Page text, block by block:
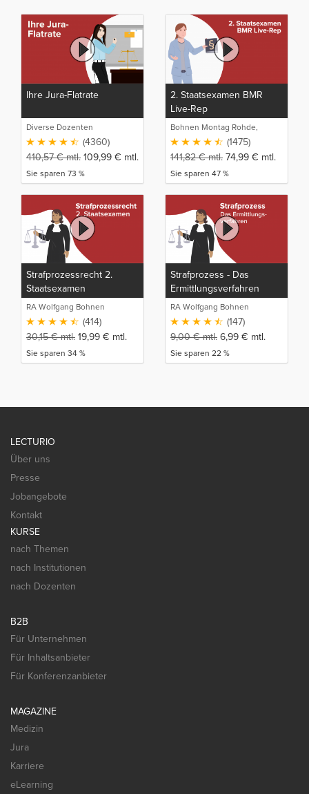
Ihre Jura-Flatrate
Diverse Dozenten
(4360)
410,57€mtl. 109,99 € mtl.
Sie sparen 73 %
2. Staatsexamen BMR
Live-Rep
Bohnen Montag Rohde,
Juristische Intensivlehrgänge
(1475)
141,82€mtl. 74,99 € mtl.
Sie sparen 47 %
Strafprozessrecht 2.
Staatsexamen
RA Wolfgang Bohnen
(414)
30,15€mtl. 19,99 € mtl.
Sie sparen 34 %
Strafprozess - Das
Ermittlungsverfahren
RA Wolfgang Bohnen
(147)
9,00€mtl. 6,99 € mtl.
Sie sparen 22 %
LECTURIO
Über uns
Presse
Jobangebote
Kontakt
KURSE
nach Themen
nach Institutionen
nach Dozenten
B2B
Für Unternehmen
Für Inhaltsanbieter
Für Konferenzanbieter
MAGAZINE
Medizin
Jura
Karriere
eLearning